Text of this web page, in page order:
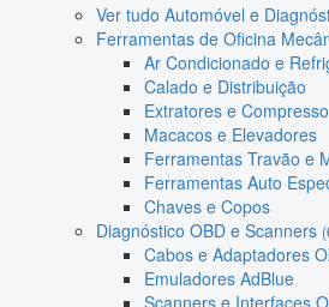
Ver tudo Automóvel e
Ferramentas de Oficina
Ar Condicionado e
Calado e Distribuição
Extratores e
Macacos e Elevadores
Ferramentas Travão e
Ferramentas Auto
Chaves e Copos
Diagnóstico OBD e Scanners
Cabos e Adaptadores
Emuladores AdBlue
Scanners e Interfaces